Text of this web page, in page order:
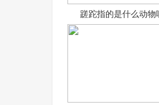
蹉跎指的是什么动物